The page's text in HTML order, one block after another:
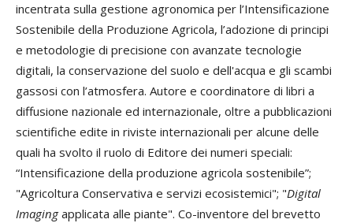
incentrata sulla gestione agronomica per l’Intensificazione
Sostenibile della Produzione Agricola, l’adozione di principi
e metodologie di precisione con avanzate tecnologie
digitali, la conservazione del suolo e dell'acqua e gli scambi
gassosi con l’atmosfera. Autore e coordinatore di libri a
diffusione nazionale ed internazionale, oltre a pubblicazioni
scientifiche edite in riviste internazionali per alcune delle
quali ha svolto il ruolo di Editore dei numeri speciali:
“Intensificazione della produzione agricola sostenibile”;
"Agricoltura Conservativa e servizi ecosistemici"; "Digital
Imagingapplicata alle piante". Co-inventore del brevetto